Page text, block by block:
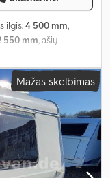
ilgis:4 500 mm,
550 mm, ašių
Mažas skelbimas